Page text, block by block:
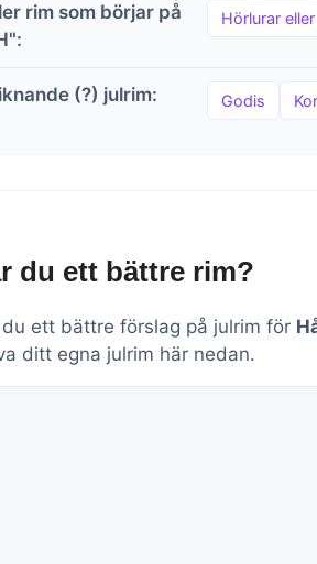
rim som börjar på
Hörlurar
(?) julrim: Godis
du ett bättre rim?
ett bättre förslag på julrim för
ditt egna julrim här nedan.